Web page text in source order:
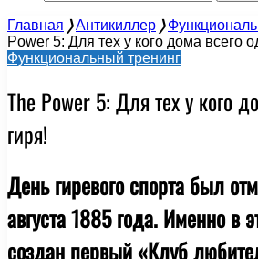
Главная ❭Антикиллер ❭
Power 5: Для тех у кого дома всего
Функциональный тренинг
The Power 5: Для тех у кого
гиря!
День гиревого спорта был
августа 1885 года. Именно в
создан первый «Клуб